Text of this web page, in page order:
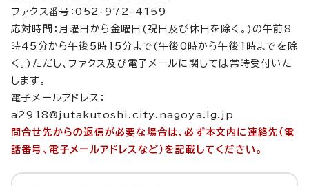
ファクス番号：052-972-4159
応対時間：月曜日から金曜日(祝日及び休日を除く。)の午前8
時45分から午後5時15分まで(午後0時から午後1時までを除
く。)ただし、ファクス及び電子メールに関しては常時受付いた
します。
電子メールアドレス：
a2918@jutakutoshi.city.nagoya.lg.jp
問合せ先からの返信が必要な場合は、必ず本文内に連絡先（電
話番号、電子メールアドレスなど）を記載してください。